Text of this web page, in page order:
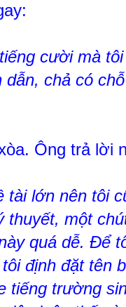
cười mà
chả có
Ông trả lời
tài lớn nên tôi
thuyết, một
quá dễ. Để
định đặt tên
tiếng trường